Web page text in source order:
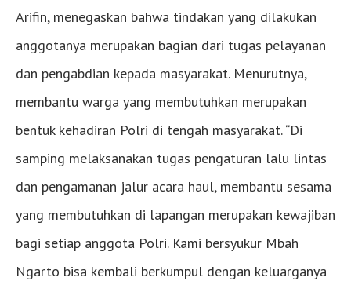
Arifin, menegaskan bahwa tindakan yang dilakukan
anggotanya merupakan bagian dari tugas pelayanan
dan pengabdian kepada masyarakat. Menurutnya,
membantu warga yang membutuhkan merupakan
bentuk kehadiran Polri di tengah masyarakat. “Di
samping melaksanakan tugas pengaturan lalu lintas
dan pengamanan jalur acara haul, membantu sesama
yang membutuhkan di lapangan merupakan kewajiban
bagi setiap anggota Polri. Kami bersyukur Mbah
Ngarto bisa kembali berkumpul dengan keluarganya